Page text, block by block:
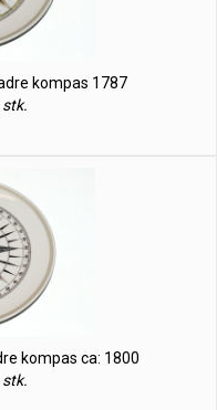
kompas 1787
stk.
kompas ca: 1800
stk.